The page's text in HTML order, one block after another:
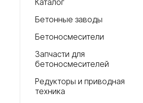
Каталог
Бетонные заводы
Бетоносмесители
Запчасти для
бетоносмесителей
Редукторы и приводная
техника